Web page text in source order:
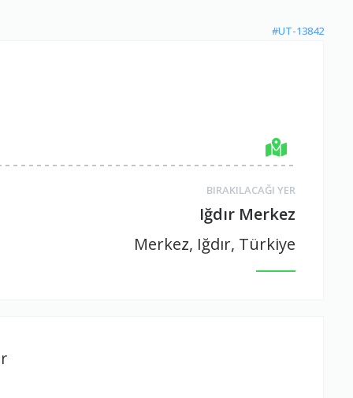
#UT-13842
BIRAKILACAĞI YER
Iğdır Merkez
Merkez, Iğdır, Türkiye